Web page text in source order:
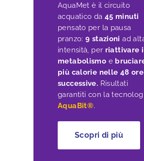
AquaMet è il circuito
acquatico da 45 minuti
pensato per la pausa
pranzo:9 stazioni ad
intensità, per riattivare
metabolismo e
più calorie nelle 48 ore
successive. Risultati
garantiti con la
AquaBit®.
Scopri di più